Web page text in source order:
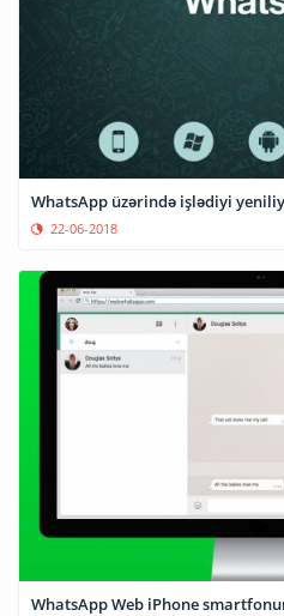
WhatsApp üzərində işlədiyi
22-06-2018
WhatsApp Web iPhone